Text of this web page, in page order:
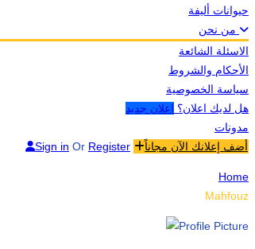
حيوانات أليفة
الاسئلة الشائعة
الأحكام والشروط
سياسة الخصوصية
هل لديك اعلان؟ اعلان جديد
مدونات
Sign in Or Register أضف إعلانك الآن مجاناً
Home
Mahfouz